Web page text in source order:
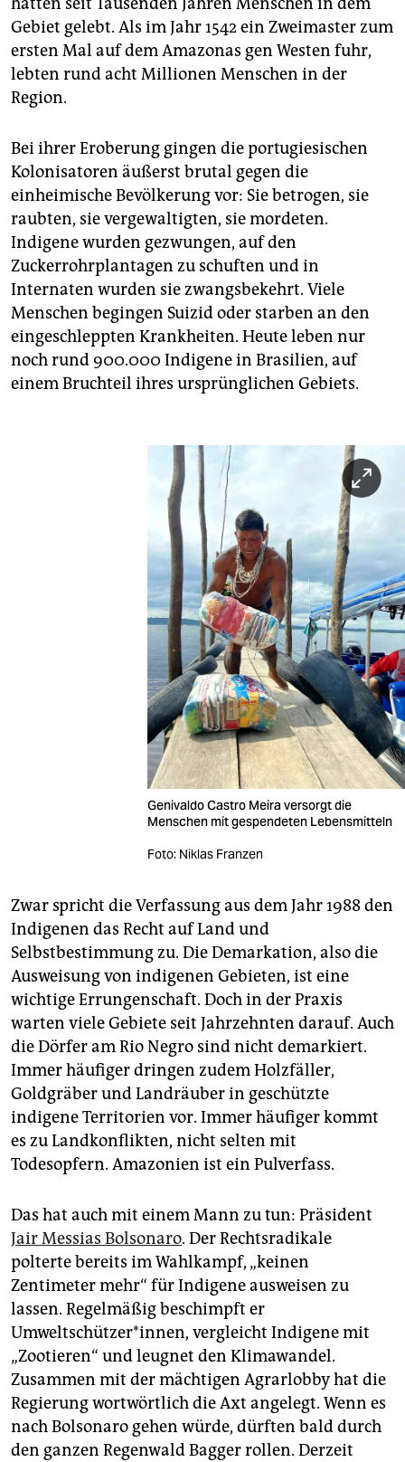
Gebiet gelebt. Als im Jahr 1542 ein Zweimaster zum
ersten Mal auf dem Amazonas gen Westen fuhr,
lebten rund acht Millionen Menschen in der
Region.
Bei ihrer Eroberung gingen die portugiesischen
Kolonisatoren äußerst brutal gegen die
einheimische Bevölkerung vor: Sie betrogen, sie
raubten, sie vergewaltigten, sie mordeten.
Indigene wurden gezwungen, auf den
Zuckerrohrplantagen zu schuften und in
Internaten wurden sie zwangsbekehrt. Viele
Menschen begingen Suizid oder starben an den
eingeschleppten Krankheiten. Heute leben nur
noch rund 900.000 Indigene in Brasilien, auf
einem Bruchteil ihres ursprünglichen Gebiets.
Genivaldo Castro Meira versorgt die
Menschen mit gespendeten Lebensmitteln
Foto: Niklas Franzen
Zwar spricht die Verfassung aus dem Jahr 1988 den
Indigenen das Recht auf Land und
Selbstbestimmung zu. Die Demarkation, also die
Ausweisung von indigenen Gebieten, ist eine
wichtige Errungenschaft. Doch in der Praxis
warten viele Gebiete seit Jahrzehnten darauf. Auch
die Dörfer am Rio Negro sind nicht demarkiert.
Immer häufiger dringen zudem Holzfäller,
Goldgräber und Landräuber in geschützte
indigene Territorien vor. Immer häufiger kommt
es zu Landkonflikten, nicht selten mit
Todesopfern. Amazonien ist ein Pulverfass.
Das hat auch mit einem Mann zu tun: Präsident
Jair Messias Bolsonaro. Der Rechtsradikale
polterte bereits im Wahlkampf, „keinen
Zentimeter mehr“ für Indigene ausweisen zu
lassen. Regelmäßig beschimpft er
Umweltschützer*innen, vergleicht Indigene mit
„Zootieren“ und leugnet den Klimawandel.
Zusammen mit der mächtigen Agrarlobby hat die
Regierung wortwörtlich die Axt angelegt. Wenn es
nach Bolsonaro gehen würde, dürften bald durch
den ganzen Regenwald Bagger rollen. Derzeit